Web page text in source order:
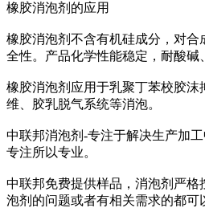
橡胶消泡剂的应用
橡胶消泡剂不含有机硅成分，对
全性。产品化学性能稳定，耐酸碱
橡胶消泡剂应用于乳聚丁苯校胶沫
维、胶乳脱气系统等消泡。
中联邦消泡剂-专注于解决生产加
专注所以专业。
中联邦免费提供样品，消泡剂严格
泡剂的问题或者有相关需求的都